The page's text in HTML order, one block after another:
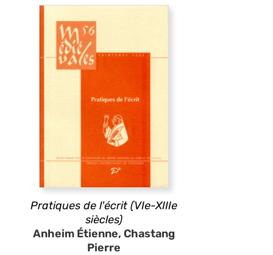
Pratiques de l'écrit (VIe-XIIIe
siècles)
Anheim Étienne, Chastang
Pierre